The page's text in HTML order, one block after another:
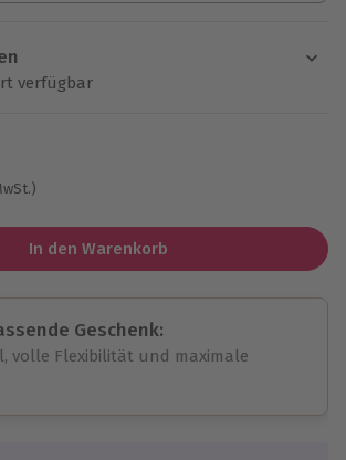
verfügbar
In den Warenkorb
Geschenk:
volle Flexibilität und maximale